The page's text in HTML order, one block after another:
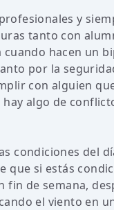
y
tanto con
cuando hacen un
por la
con alguien
hay algo de
condiciones del
que si estás
fin de semana,
el viento en